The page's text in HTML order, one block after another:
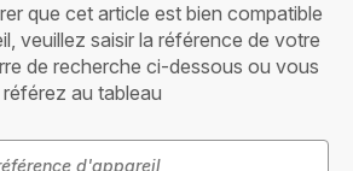
que cet article est bien compatible
veuillez saisir la référence de votre
de recherche ci-dessous ou vous
référez au tableau